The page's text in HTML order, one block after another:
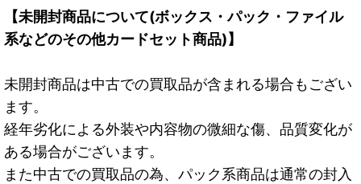
【未開封商品について(ボックス・パック・ファイル
系などのその他カードセット商品)】
未開封商品は中古での買取品が含まれる場合もござい
ます。
経年劣化による外装や内容物の微細な傷、品質変化が
ある場合がございます。
また中古での買取品の為、パック系商品は通常の封入